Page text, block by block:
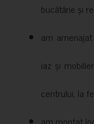
bucătărie și
am
iaz și
centrului, la